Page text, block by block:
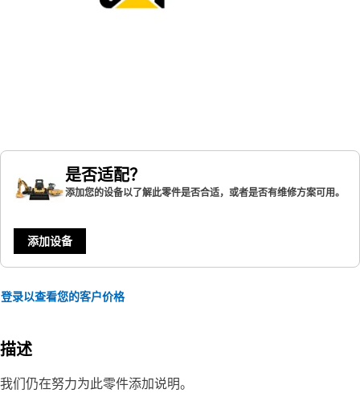
是否适配？
添加您的设备以了解此零件是否合适，或者是否有维修方案可用。
添加设备
登录以查看您的客户价格
描述
我们仍在努力为此零件添加说明。